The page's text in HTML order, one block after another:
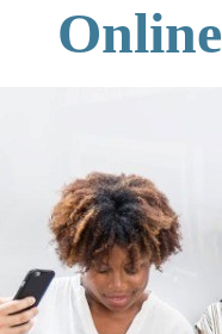
Online